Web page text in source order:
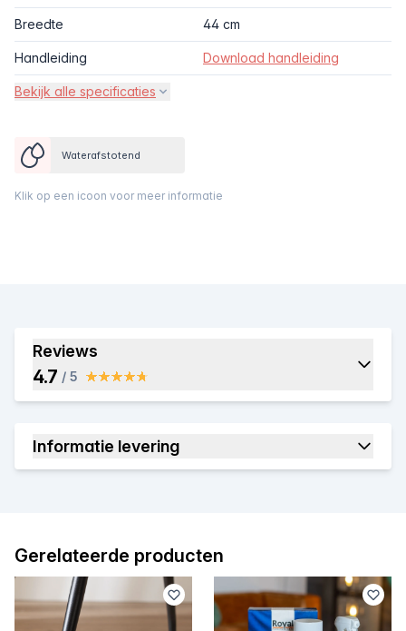
Breedte 44 cm
Handleiding Download handleiding
Bekijk alle specificaties
Waterafstotend
Klik op een icoon voor meer informatie
Reviews
4.7 / 5
Informatie levering
Gerelateerde producten